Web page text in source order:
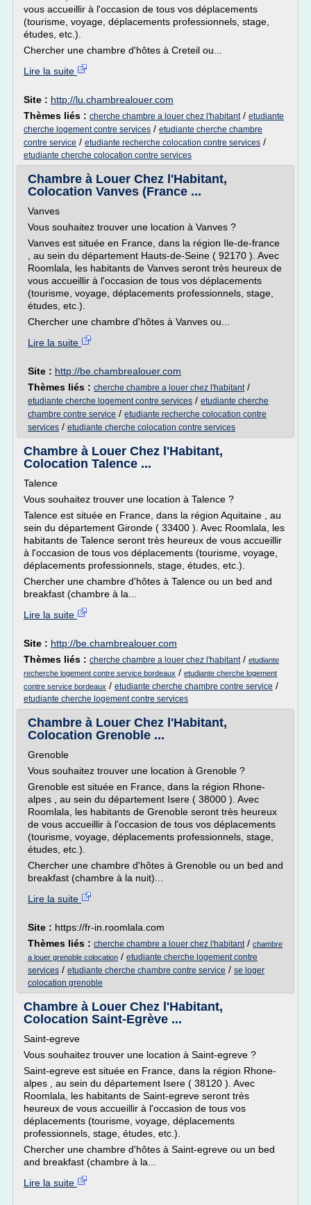
vous accueillir à l'occasion de tous vos déplacements
(tourisme, voyage, déplacements professionnels, stage,
études, etc.).
Chercher une chambre d'hôtes à Creteil ou...
Lire la suite
Site : http://lu.chambrealouer.com
Thèmes liés : cherche chambre a louer chez l'habitant/ etudiante
cherche logement contre services / etudiante cherche chambre
contre service / etudiante recherche colocation contre services /
etudiante cherche colocation contre services
Chambre à Louer Chez l'Habitant,
Colocation Vanves (France ...
Vanves
Vous souhaitez trouver une location à Vanves ?
Vanves est située en France, dans la région Ile-de-france
, au sein du département Hauts-de-Seine ( 92170 ). Avec
Roomlala, les habitants de Vanves seront très heureux de
vous accueillir à l'occasion de tous vos déplacements
(tourisme, voyage, déplacements professionnels, stage,
études, etc.).
Chercher une chambre d'hôtes à Vanves ou...
Lire la suite
Site : http://be.chambrealouer.com
Thèmes liés : cherche chambre a louer chez l'habitant/
etudiante cherche logement contre services / etudiante cherche
chambre contre service / etudiante recherche colocation contre
services / etudiante cherche colocation contre services
Chambre à Louer Chez l'Habitant,
Colocation Talence ...
Talence
Vous souhaitez trouver une location à Talence ?
Talence est située en France, dans la région Aquitaine , au
sein du département Gironde ( 33400 ). Avec Roomlala, les
habitants de Talence seront très heureux de vous accueillir
à l'occasion de tous vos déplacements (tourisme, voyage,
déplacements professionnels, stage, études, etc.).
Chercher une chambre d'hôtes à Talence ou un bed and
breakfast (chambre à la...
Lire la suite
Site : http://be.chambrealouer.com
Thèmes liés : cherche chambre a louer chez l'habitant/ etudiante
recherche logement contre service bordeaux / etudiante cherche logement
contre service bordeaux / etudiante cherche chambre contre service /
etudiante cherche logement contre services
Chambre à Louer Chez l'Habitant,
Colocation Grenoble ...
Grenoble
Vous souhaitez trouver une location à Grenoble ?
Grenoble est située en France, dans la région Rhone-
alpes , au sein du département Isere ( 38000 ). Avec
Roomlala, les habitants de Grenoble seront très heureux
de vous accueillir à l'occasion de tous vos déplacements
(tourisme, voyage, déplacements professionnels, stage,
études, etc.).
Chercher une chambre d'hôtes à Grenoble ou un bed and
breakfast (chambre à la nuit)...
Lire la suite
Site : https://fr-in.roomlala.com
Thèmes liés : cherche chambre a louer chez l'habitant/ chambre
a louer grenoble colocation / etudiante cherche logement contre
services / etudiante cherche chambre contre service / se loger
colocation grenoble
Chambre à Louer Chez l'Habitant,
Colocation Saint-Egrève ...
Saint-egreve
Vous souhaitez trouver une location à Saint-egreve ?
Saint-egreve est située en France, dans la région Rhone-
alpes , au sein du département Isere ( 38120 ). Avec
Roomlala, les habitants de Saint-egreve seront très
heureux de vous accueillir à l'occasion de tous vos
déplacements (tourisme, voyage, déplacements
professionnels, stage, études, etc.).
Chercher une chambre d'hôtes à Saint-egreve ou un bed
and breakfast (chambre à la...
Lire la suite